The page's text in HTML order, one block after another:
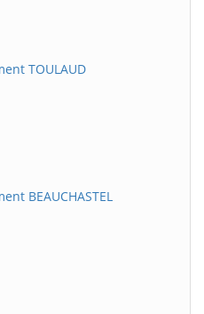
TOULAUD
BEAUCHASTEL